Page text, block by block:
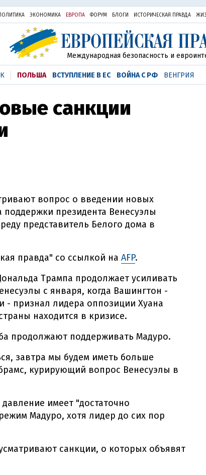
ЭКОНОМИКА ЕВРОПА ФОРУМ БЛОГИ ИСТОРИЧЕСКАЯ ПРАВДА
Международная безопасность и
ПОЛЬША ВСТУПЛЕНИЕ В ЕС ВОЙНА С РФ ВЕНГРИЯ
санкции
вопрос о введении новых
президента Венесуэлы
представитель Белого дома в
правда" со ссылкой на AFP.
Трампа продолжает усиливать
с января, когда Вашингтон -
- признал лидера оппозиции Хуана
находится в кризисе.
продолжают поддерживать Мадуро.
завтра мы будем иметь больше
курирующий вопрос Венесуэлы в
имеет "достаточно
Мадуро, хотя лидер до сих пор
санкции, о которых объявят